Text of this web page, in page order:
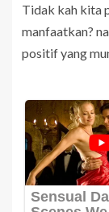
Tidak kah kita
manfaatkan?
positif yang